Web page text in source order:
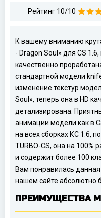
Рейтинг 10/10
К вашему вниманию
- Dragon Soul» для CS
качественно
стандартной модели
изменение текстур
Soul», теперь она в HD
детализирована.
анимации модели как в
на всех сборках КС 1.6,
TURBO-CS, она на 100%
и содержит более 100
Вам понравилась
нашем сайте абсолютно
ПРЕИМУЩЕСТВА